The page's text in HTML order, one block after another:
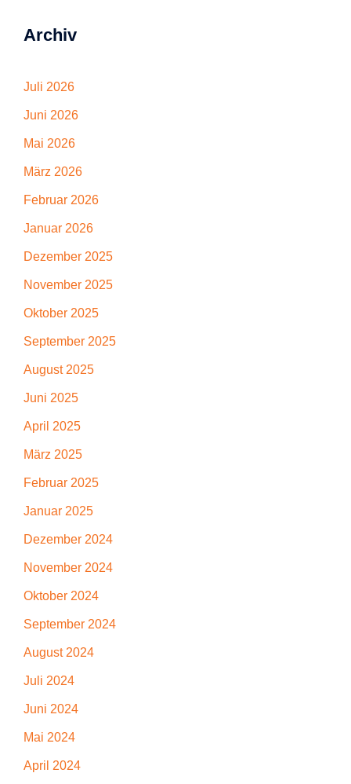
Archiv
Juli 2026
Juni 2026
Mai 2026
März 2026
Februar 2026
Januar 2026
Dezember 2025
November 2025
Oktober 2025
September 2025
August 2025
Juni 2025
April 2025
März 2025
Februar 2025
Januar 2025
Dezember 2024
November 2024
Oktober 2024
September 2024
August 2024
Juli 2024
Juni 2024
Mai 2024
April 2024